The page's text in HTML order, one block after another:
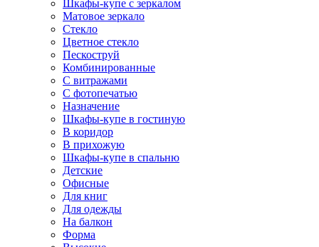
Шкафы-купе с зеркалом
Матовое зеркало
Стекло
Цветное стекло
Пескоструй
Комбинированные
С витражами
С фотопечатью
Назначение
Шкафы-купе в гостиную
В коридор
В прихожую
Шкафы-купе в спальню
Детские
Офисные
Для книг
Для одежды
На балкон
Форма